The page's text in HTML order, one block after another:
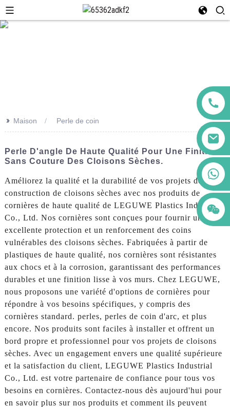
>> Maison Perle de coin
Perle D'angle De Haute Qualité Pour Une Finition
Sans Couture Des Cloisons Sèches.
Améliorez la qualité et la durabilité de vos projets de
construction de cloisons sèches avec nos produits de
cornières de haute qualité de LEGUWE Plastics Industrial
Co., Ltd. Nos cornières sont conçues pour fournir une
excellente protection et un renforcement des coins
vulnérables des cloisons sèches. Fabriquées à partir de
plastiques de haute qualité, nos cornières sont résistantes
aux chocs et à la corrosion, garantissant des performances
durables et une finition lisse à vos murs. Chez LEGUWE,
nous proposons une variété d'options de cornières pour
répondre à vos besoins spécifiques, y compris des
cornières standard. perles, perles de coin d'arc, et plus
encore. Nos produits sont faciles à installer et offrent un
bord propre et professionnel pour vos projets de cloisons
sèches. Avec un engagement envers une qualité supérieure
et la satisfaction du client, LEGUWE Plastics Industrial
Co., Ltd. est votre partenaire de confiance pour tous vos
besoins en cornières. Contactez-nous dès aujourd'hui pour
en savoir plus sur nos produits et comment ils peuvent